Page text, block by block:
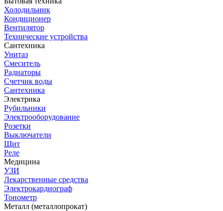
Холодильник
Кондиционер
Вентилятор
Технические устройства
Сантехника
Унитаз
Смеситель
Радиаторы
Счетчик воды
Сантехника
Электрика
Рубильники
Электрооборудование
Розетки
Выключатели
Щит
Реле
Медицина
УЗИ
Лекарственные средства
Электрокардиограф
Тонометр
Металл (металлопрокат)